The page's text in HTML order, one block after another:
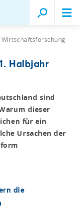
Wirtschaftsforschung
Halbjahr
sind
dieser
für ein
Ursachen der
die